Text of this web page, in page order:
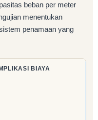
beban per meter
menentukan
penamaan yang
IMPLIKASI BIAYA